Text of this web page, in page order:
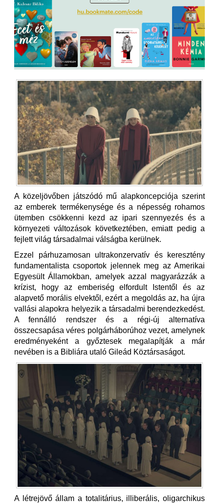
A közeljövőben játszódó mű alapkoncepciója szerint
az emberek termékenysége és a népesség rohamos
ütemben csökkenni kezd az ipari szennyezés és a
környezeti változások következtében, emiatt pedig a
fejlett világ társadalmai válságba kerülnek.
Ezzel párhuzamosan ultrakonzervatív és keresztény
fundamentalista csoportok jelennek meg az Amerikai
Egyesült Államokban, amelyek azzal magyarázzák a
krízist, hogy az emberiség elfordult Istentől és az
alapvető morális elvektől, ezért a megoldás az, ha újra
vallási alapokra helyezik a társadalmi berendezkedést.
A fennálló rendszer és a régi-új alternatíva
összecsapása véres polgárháborúhoz vezet, amelynek
eredményeként a győztesek megalapítják a már
nevében is a Bibliára utaló Gileád Köztársaságot.
A létrejövő állam a totalitárius, illiberális, oligarchikus